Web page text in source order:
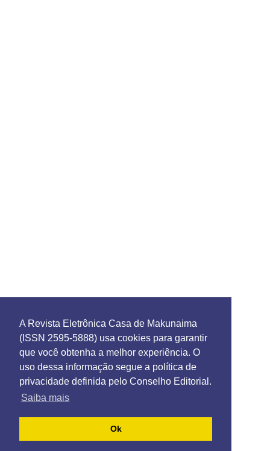
A Revista Eletrônica Casa de Makunaima
(ISSN 2595-5888) usa cookies para garantir
que você obtenha a melhor experiência. O
uso dessa informação segue a política de
privacidade definida pelo Conselho Editorial.
Saiba mais
Ok